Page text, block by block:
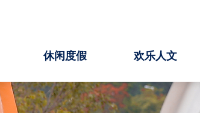
休闲度假 欢乐人文